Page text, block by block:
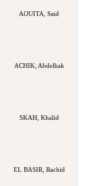
AOUITA, Said
ACHIK, Abdelhak
SKAH, Khalid
EL BASIR, Rachid